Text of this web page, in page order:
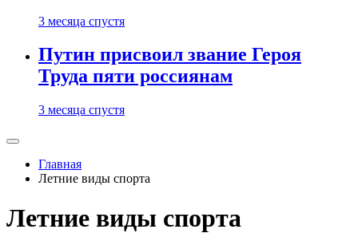
3 месяца спустя
Путин присвоил звание Героя
Труда пяти россиянам
3 месяца спустя
Главная
Летние виды спорта
Летние виды спорта